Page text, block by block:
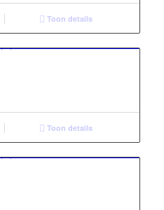
Toon details
Toon details